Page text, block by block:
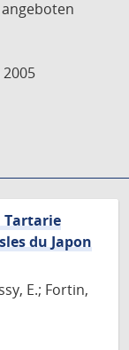
Tartarie
du Japon
E.; Fortin,